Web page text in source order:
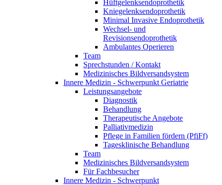
Hüftgelenksendoprothetik
Kniegelenksendoprothetik
Minimal Invasive Endoprothetik
Wechsel- und
Revisionsendoprothetik
Ambulantes Operieren
Team
Sprechstunden / Kontakt
Medizinisches Bildversandsystem
Innere Medizin - Schwerpunkt Geriatrie
Leistungsangebote
Diagnostik
Behandlung
Therapeutische Angebote
Palliativmedizin
Pflege in Familien fördern (PfiFf)
Tagesklinische Behandlung
Team
Medizinisches Bildversandsystem
Für Fachbesucher
Innere Medizin - Schwerpunkt